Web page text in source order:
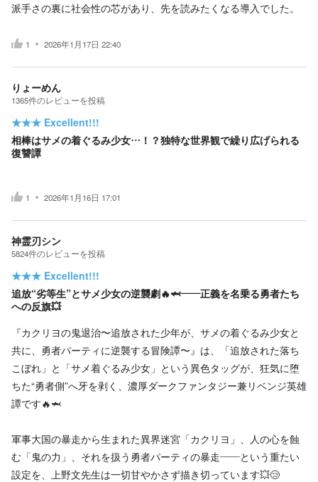
派手さの裏に社会性の芯があり、先を読みたくなる導入でした。
1 2026年1月17日 22:40
りょーめん
1365件のレビューを投稿
★★★ Excellent!!!
相棒はサメの着ぐるみ少女…！？独特な世界観で繰り広げられる
復讐譚
1 2026年1月16日 17:01
神霊刃シン
5824件のレビューを投稿
★★★ Excellent!!!
追放“劣等生”とサメ少女の逆襲劇🔥🦈――正義を名乗る勇者たち
への反旗💥
『カクリヨの鬼退治〜追放された少年が、サメの着ぐるみ少女と
共に、勇者パーティに逆襲する冒険譚〜』は、「追放された落ち
こぼれ」と「サメ着ぐるみ少女」という異色タッグが、狂気に堕
ちた“勇者側”へ牙を剥く、濃厚ダークファンタジー兼リベンジ英雄
譚です🔥🦈
軍事大国の暴走から生まれた異界迷宮「カクリヨ」、人の心を蝕
む「鬼の力」、それを扱う勇者パーティの暴走――という重たい
設定を、上野文先生は一切甘やかさず描き切っています💥😢